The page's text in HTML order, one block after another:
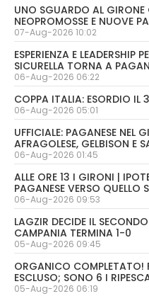
UNO SGUARDO AL
NEOPROMOSSE E NUOVE
07-Aug-2026 10:02
ESPERIENZA E LEADERSHIP
SICURELLA TORNA A
06-Aug-2026 06:22
COPPA ITALIA: ESORDIO IL
06-Aug-2026 05:01
UFFICIALE: PAGANESE NEL
AFRAGOLESE, GELBISON E
06-Aug-2026 01:45
ALLE ORE 13 I GIRONI |
PAGANESE VERSO QUELLO
06-Aug-2026 09:53
LAGZIR DECIDE IL
CAMPANIA TERMINA 1-0
05-Aug-2026 09:45
ORGANICO COMPLETATO!
ESCLUSO; SONO 6 I
05-Aug-2026 06:19